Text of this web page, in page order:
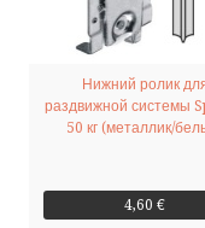
Нижний ролик
раздвижной системы
50 кг (металлик/
4,60 €